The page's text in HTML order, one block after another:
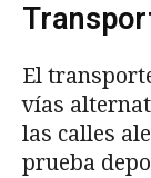
El
vías
las calles
prueba